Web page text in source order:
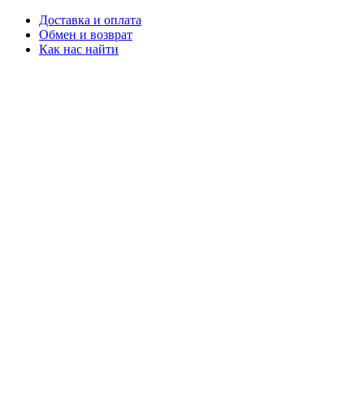
Доставка и оплата
Обмен и возврат
Как нас найти